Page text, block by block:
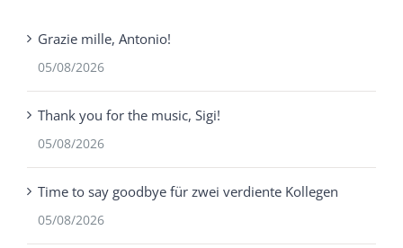
Grazie mille, Antonio!
05/08/2026
Thank you for the music, Sigi!
05/08/2026
Time to say goodbye für zwei verdiente Kollegen
05/08/2026